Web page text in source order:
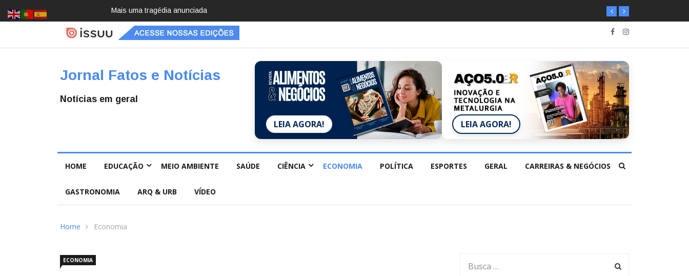
Pai e filho
Jornal Fatos e Notícias
Notícias em geral
LEIA AGORA! LEIA AGORA!
HOME EDUCAÇÃO MEIO AMBIENTE SAÚDE CIÊNCIA ECONOMIA POLÍTICA ESPORTES GERAL CARREIRAS & NEGÓCIOS
GASTRONOMIA ARQ & URB VÍDEO
Home Economia
ECONOMIA